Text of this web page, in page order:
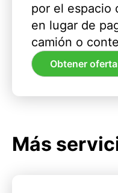
por el espacio
en lugar de
camión o
Obtener
Más